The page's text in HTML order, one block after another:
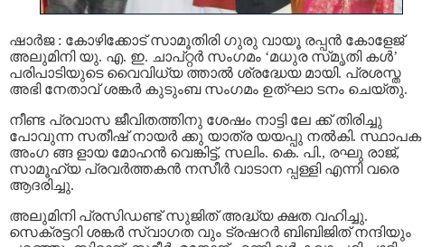
ഷാർജ : കോഴിക്കോട് സാമൂതിരി ഗുരു വായൂ രപ്പൻ കോളേജ്
അലുമിനി യു. എ. ഇ. ചാപ്റ്റർ സംഗമം ‘മധുര സ്‌മൃതി കൾ’
പരിപാടിയുടെ വൈവിധ്യ ത്താല്‍ ശ്രദ്ധേയ മായി. പ്രശസ്ത
അഭി നേതാവ് ശങ്കർ കുടുംബ സംഗമം ഉത്ഘാ ടനം ചെയ്തു.
നീണ്ട പ്രവാസ ജീവിതത്തിനു ശേഷം നാട്ടി ലേ ക്ക് തിരിച്ചു
പോവുന്ന സതീഷ് നായർ ക്കു യാത്ര യയപ്പു നൽകി. സ്ഥാപക
അംഗ ങ്ങ ളായ മോഹൻ വെങ്കിട്ട്, സലിം. കെ. പി., രഘു രാജ്,
സാമൂഹ്യ പ്രവർത്തകൻ നസീർ വാടാന പ്പള്ളി എന്നി വരെ
ആദരിച്ചു.
അലുമിനി പ്രസിഡണ്ട് സുജിത് അദ്ധ്യ ക്ഷത വഹിച്ചു.
സെക്രട്ടറി ശങ്കർ സ്വാഗത വും ട്രഷറർ ബിബിജിത് നന്ദിയും